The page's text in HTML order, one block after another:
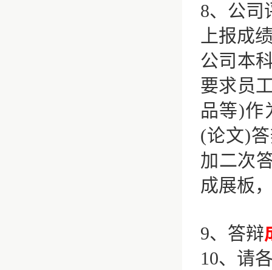
8、公司
上报成
公司本
要求员
品等)作
(论文)
加二次
成展板
9、答辩
10、请